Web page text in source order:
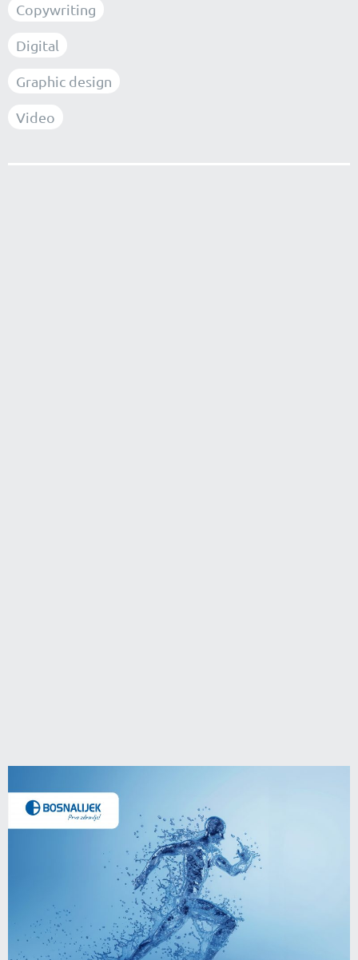
Copywriting
Digital
Graphic design
Video